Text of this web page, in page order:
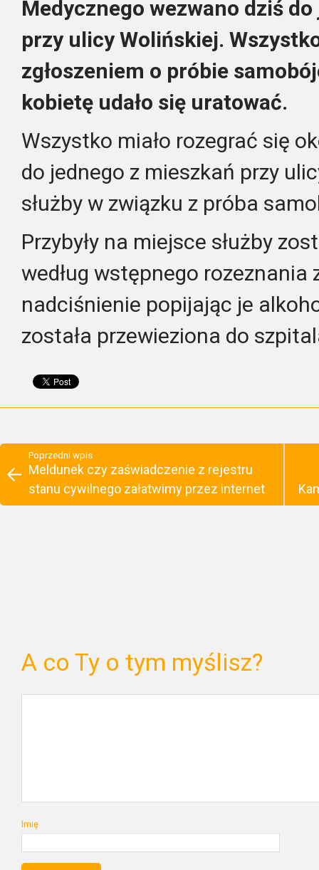
Medycznego wezwano dziś
przy ulicy Wolińskiej.
zgłoszeniem o próbie
kobietę udało się uratować.
Wszystko miało rozegrać się
do jednego z mieszkań przy
służby w związku z próba
Przybyły na miejsce służby
według wstępnego rozeznania
nadciśnienie popijając je
została przewieziona do
Poprzedni wpis
Meldunek czy zaświadczenie z rejestru
stanu cywilnego załatwimy przez internet
A co Ty o tym myślisz?
Imię